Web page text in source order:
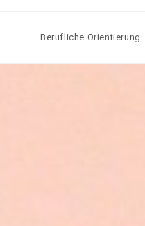
Berufliche Orientierung